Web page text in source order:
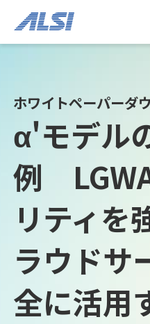
ホワイトペーパーダ
α'モデル
例
リティを
ラウドサ
全に活用